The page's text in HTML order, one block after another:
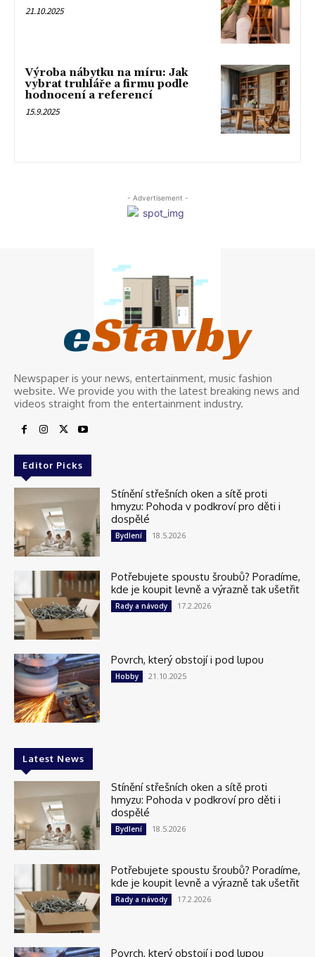
21.10.2025
Výroba nábytku na míru: Jak
vybrat truhláře a firmu podle
hodnocení a referencí
15.9.2025
- Advertisement -
eStavby
Newspaper is your news, entertainment, music fashion
website. We provide you with the latest breaking news and
videos straight from the entertainment industry.
Editor Picks
Stínění střešních oken a sítě proti
hmyzu: Pohoda v podkroví pro děti i
dospělé
Bydlení 18.5.2026
Potřebujete spoustu šroubů? Poradíme,
kde je koupit levně a výrazně tak ušetřit
Rady a návody 17.2.2026
Povrch, který obstojí i pod lupou
Hobby 21.10.2025
Latest News
Stínění střešních oken a sítě proti
hmyzu: Pohoda v podkroví pro děti i
dospělé
Bydlení 18.5.2026
Potřebujete spoustu šroubů? Poradíme,
kde je koupit levně a výrazně tak ušetřit
Rady a návody 17.2.2026
Povrch, který obstojí i pod lupou